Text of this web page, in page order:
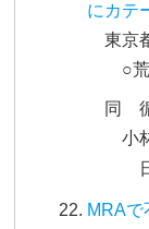
にカテ
東京
○
同
小
MRAで